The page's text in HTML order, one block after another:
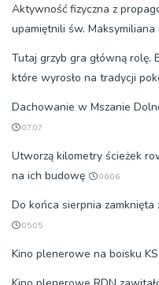
Aktywność fizyczna z
upamiętnili św. Maksymiliana
Tutaj grzyb gra główną rolę.
które wyrosło na tradycji
Dachowanie w Mszanie
07:07
Utworzą kilometry ścieżek
na ich budowę
06:06
Do końca sierpnia
05:05
Kino plenerowe na boisku